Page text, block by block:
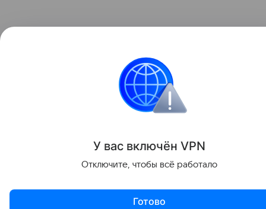
У вас включён VPN
Отключите, чтобы всё работало
Готово